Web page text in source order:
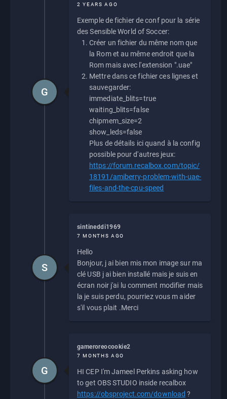
2 YEARS AGO
Exemple de fichier de conf pour la série
des Sensible World of Soccer:
Créer un fichier du même nom que
la Rom et au même endroit que la
Rom mais avec l'extension ".uae"
Mettre dans ce fichier ces lignes et
sauvegarder:
immediate_blits=true
waiting_blits=false
chipmem_size=2
show_leds=false
Plus de détails ici quand à la config
possible pour d'autres jeux:
https://forum.recalbox.com/topic/
18191/amiberry-problem-with-uae-
files-and-the-cpu-speed
G
sintineddi1969
7 MONTHS AGO
Hello
Bonjour, j ai bien mis mon image sur ma
clé USB j ai bien installé mais je suis en
écran noir j'ai lu comment modifier mais
la je suis perdu, pourriez vous m aider
s'il vous plait .Merci
S
gameroreocookie2
7 MONTHS AGO
HI CEP I'm Jameel Perkins asking how
to get OBS STUDIO inside recalbox
https://obsproject.com/download ?
G